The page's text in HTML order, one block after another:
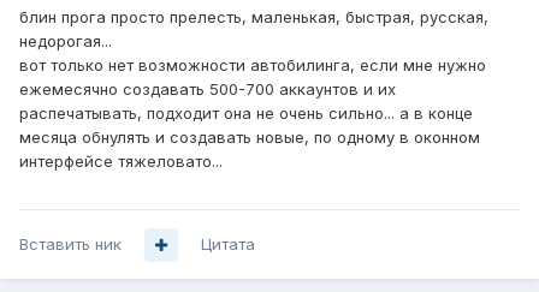
блин прога просто прелесть, маленькая, быстрая, русская,
недорогая...
вот только нет возможности автобилинга, если мне нужно
ежемесячно создавать 500-700 аккаунтов и их
распечатывать, подходит она не очень сильно... а в конце
месяца обнулять и создавать новые, по одному в оконном
интерфейсе тяжеловато...
Вставить ник Цитата